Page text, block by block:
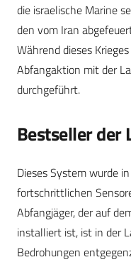
die israelische Marine
den vom Iran
Während dieses
Abfangaktion mit der
durchgeführt.
Bestseller
Dieses System wurde
fortschrittlichen
Abfangjäger, der auf
installiert ist, ist in der
Bedrohungen